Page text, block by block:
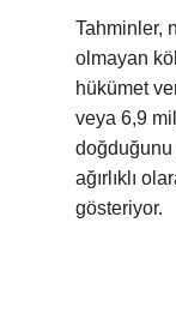
Tahminler,
olmayan
hükümet
veya 6,9
doğduğunu
ağırlıklı
gösteriyor.